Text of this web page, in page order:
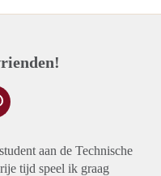
aan de Technische
tijd speel ik graag